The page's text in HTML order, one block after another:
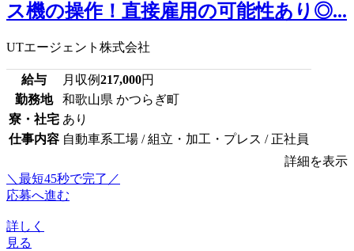
ス機の操作！直接雇用の可能性あり◎...
UTエージェント株式会社
給与 月収例217,000円
勤務地
和歌山県 かつらぎ町
寮・社宅 あり
仕事内容 自動車系工場 / 組立・加工・プレス / 正社員
詳細を表示
＼最短45秒で完了／
応募へ進む
詳しく
見る